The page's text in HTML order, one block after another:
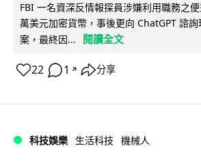
FBI 一名資深反情報探員涉嫌利用職務之
萬美元加密貨幣，事後更向 ChatGPT 諮
案，最終因...
閱讀全文
22 1 ↗ 分享
科技娛樂 生活科技 機械人